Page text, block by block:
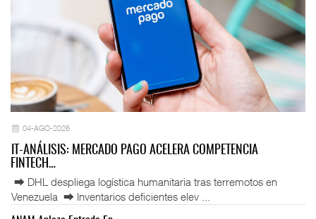
04-AGO-2026
IT-ANÁLISIS: MERCADO PAGO ACELERA COMPETENCIA
FINTECH…
⮕ DHL despliega logística humanitaria tras terremotos en
Venezuela ⮕ Inventarios deficientes elev ...